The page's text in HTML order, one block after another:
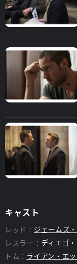
キャスト
レッド： ジェームズ
レスラー： ディエゴ
トム： ライアン・エ